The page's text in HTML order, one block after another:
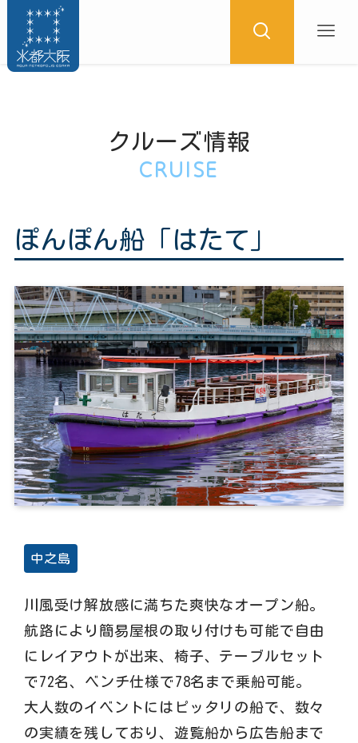
クルーズ情報
CRUISE
ぽんぽん船「はたて」
中之島
川風受け解放感に満ちた爽快なオープン船。
航路により簡易屋根の取り付けも可能で自由
にレイアウトが出来、椅子、テーブルセット
で72名、ベンチ仕様で78名まで乗船可能。
大人数のイベントにはピッタリの船で、数々
の実績を残しており、遊覧船から広告船まで